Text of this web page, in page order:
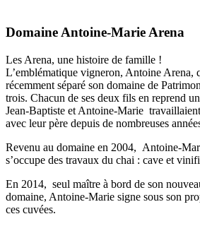
Domaine Antoine-Marie Arena
Les Arena, une histoire de famille !
L’emblématique vigneron, Antoine Arena,
récemment séparé son domaine de
trois. Chacun de ses deux fils en reprend
Jean-Baptiste et Antoine-Marie
avec leur père depuis de nombreuses
Revenu au domaine en 2004, Antoine-
s’occupe des travaux du chai : cave et
En 2014, seul maître à bord de son
domaine, Antoine-Marie signe sous son
ces cuvées.